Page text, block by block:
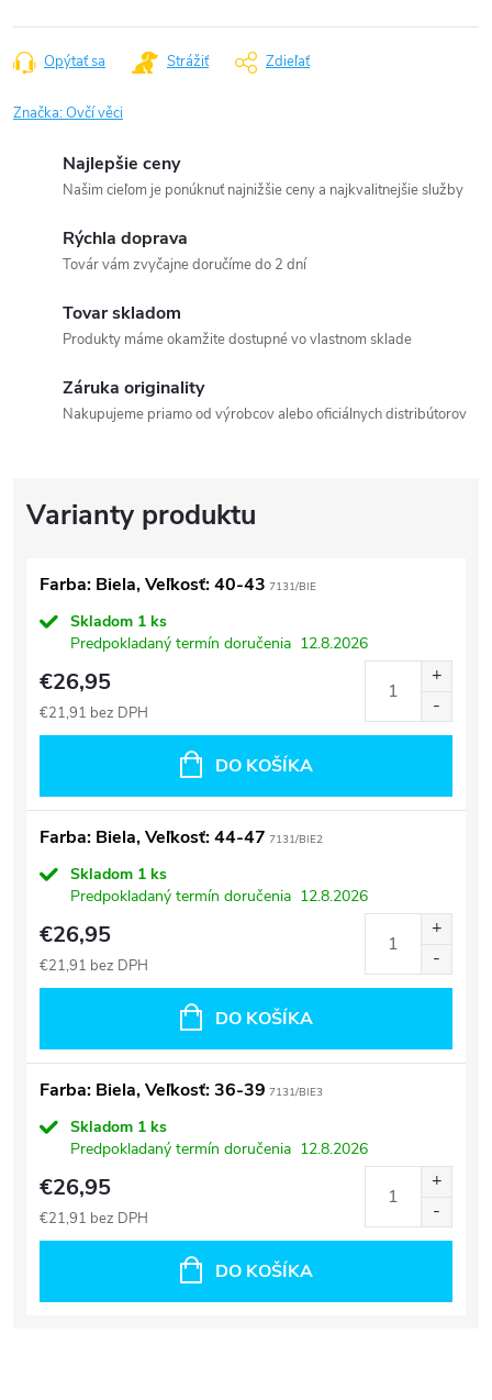
Opýtať sa Strážiť Zdieľať
Značka:Ovčí věci
Najlepšie ceny
Našim cieľom je ponúknuť najnižšie ceny a najkvalitnejšie služby
Rýchla doprava
Továr vám zvyčajne doručíme do 2 dní
Tovar skladom
Produkty máme okamžite dostupné vo vlastnom sklade
Záruka originality
Nakupujeme priamo od výrobcov alebo oficiálnych distribútorov
Farba: Biela, Veľkosť: 40-43 7131/BIE
Skladom 1 ks
Predpokladaný termín doručenia 12.8.2026
€26,95
€21,91 bez DPH
DO KOŠÍKA
Farba: Biela, Veľkosť: 44-47 7131/BIE2
Skladom 1 ks
Predpokladaný termín doručenia 12.8.2026
€26,95
€21,91 bez DPH
DO KOŠÍKA
Farba: Biela, Veľkosť: 36-39 7131/BIE3
Skladom 1 ks
Predpokladaný termín doručenia 12.8.2026
€26,95
€21,91 bez DPH
DO KOŠÍKA